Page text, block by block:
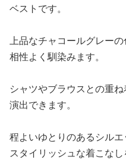
ベストです。
上品なチャコールグレー
相性よく馴染みます。
シャツやブラウスとの重
演出できます。
程よいゆとりのあるシルエ
スタイリッシュな着こなし